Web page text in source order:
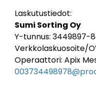
Laskutustiedot:
Sumi Sorting Oy
Y-tunnus: 3449897-8
Verkkolaskuosoite/
Operaattori: Apix